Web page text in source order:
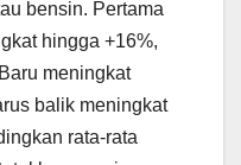
bensin. Pertama
hingga +16%,
meningkat
balik meningkat
rata-rata